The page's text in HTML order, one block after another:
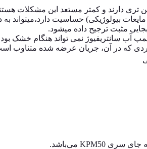
تری دارند و کمتر مستعد این مشکلات
بیولوژیکی) حساسیت دارد،میتواند به
مثبت ترجیح داده میشود.
سانتریفیوژ نمی تواند هنگام خشک بودن
که در آن، جریان عرضه شده متناوب
جای سری KPM50 می‌باشد.